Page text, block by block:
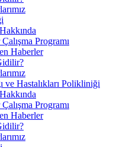
Programı
Haberler
ve Hastalıkları Polikliniği
Programı
Haberler